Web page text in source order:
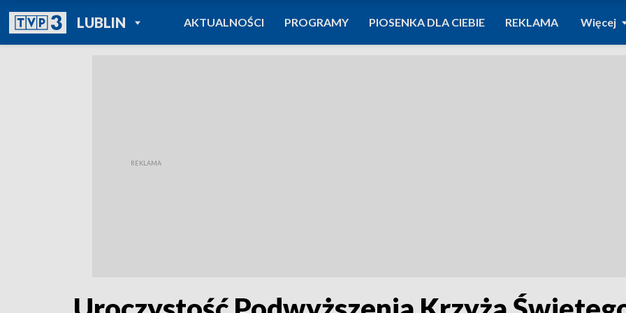
LUBLINPOWRÓT DO
TVP REGIONY
AKTUALNOŚCI PROGRAMY PIOSENKA DLA CIEBIE REKLAMA Więcej